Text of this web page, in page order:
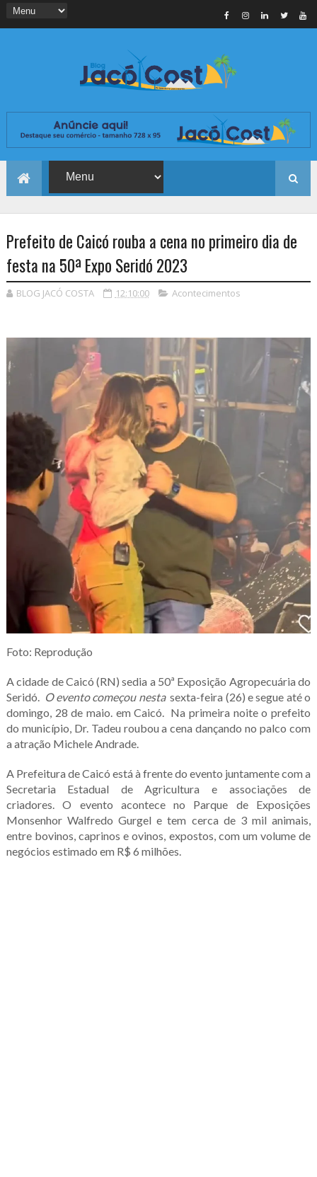
Prefeito de Caicó rouba a cena no primeiro dia de
festa na 50ª Expo Seridó 2023
BLOG JACÓ COSTA 12:10:00 Acontecimentos
Foto: Reprodução
A cidade de Caicó (RN) sedia a 50ª Exposição Agropecuária do
Seridó. O evento começou nestasexta-feira (26) e segue até o
domingo, 28 de maio. em Caicó. Na primeira noite o prefeito
do município, Dr. Tadeu roubou a cena dançando no palco com
a atração Michele Andrade.
A Prefeitura de Caicó está à frente do evento juntamente com a
Secretaria Estadual de Agricultura e associações de
criadores.O evento acontece no Parque de Exposições
Monsenhor Walfredo Gurgel e tem cerca de 3 mil animais,
entre bovinos, caprinos e ovinos, expostos, com um volume de
negócios estimado em R$ 6 milhões.